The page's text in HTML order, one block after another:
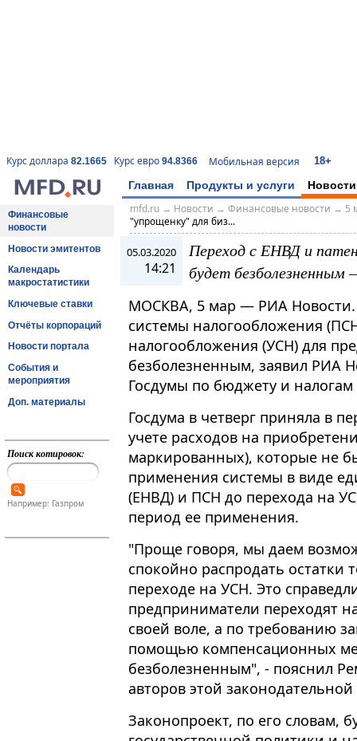
Курс доллара 82.1665 Курс евро 94.8366 Мобильная версия 18+
Главная Продукты и услуги Новости
Финансовые
новости
Новости эмитентов
Календарь
макростатистики
Ключевые ставки
Отчёты корпораций
Новости портала
События и
мероприятия
Доп. материалы
Поиск котировок:
Например: Газпром
mfd.ru→ Новости → Финансовые новости → 5
"упрощенку" для биз...
05.03.2020
14:21
Переход с ЕНВД и
будет безболезненным
МОСКВА, 5 мар — РИА Новости.
системы налогообложения
налогообложения (УСН) для
безболезненным, заявил РИА
Госдумы по бюджету и
Госдума в четверг приняла в
учете расходов на
маркированных), которые не
применения системы в виде
(ЕНВД) и ПСН до перехода на
период ее применения​​​.
"Проще говоря, мы даем
спокойно распродать остатки
переходе на УСН. Это
предприниматели переходят
своей воле, а по требованию
помощью компенсационных
безболезненным", - пояснил
авторов этой
Законопроект, по его словам,